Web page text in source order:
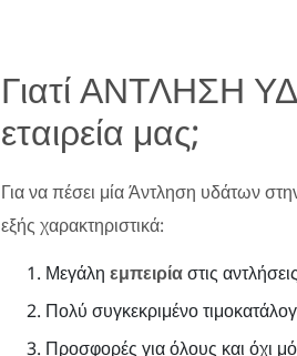
Γιατί ΑΝΤΛΗΣΗ
εταιρεία μας;
Για να πέσει μία Άντληση υδάτων
εξής χαρακτηριστικά:
Μεγάλη εμπειρίαστις
Πολύ συγκεκριμένο
Προσφορές για όλους και όχι